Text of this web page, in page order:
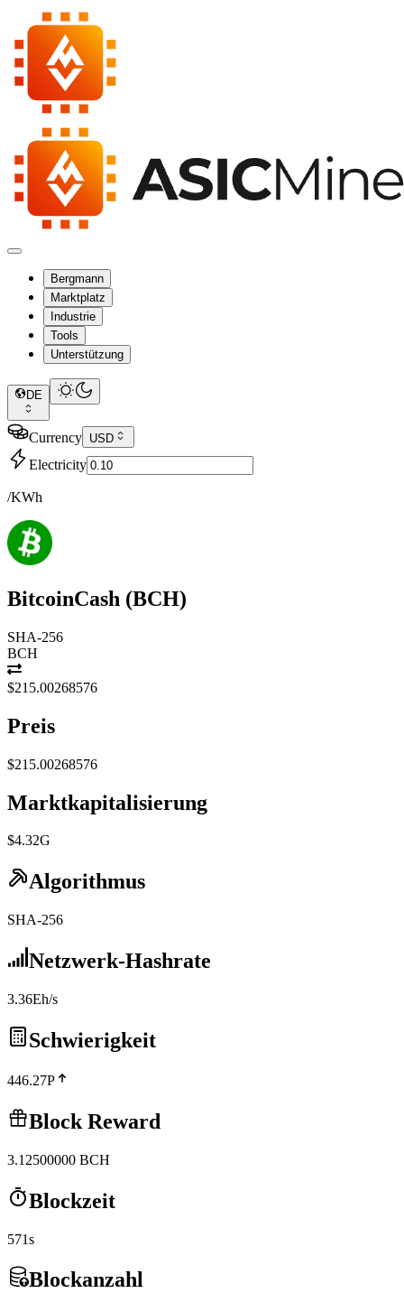
Bergmann
Marktplatz
Industrie
Tools
Unterstützung
DE
Currency USD
Electricity
/KWh
BitcoinCash (BCH)
SHA-256
BCH
$215.00268576
Preis
$215.00268576
Marktkapitalisierung
$4.32G
Algorithmus
SHA-256
Netzwerk-Hashrate
3.36Eh/s
Schwierigkeit
446.27P
Block Reward
3.12500000 BCH
Blockzeit
571s
Blockanzahl